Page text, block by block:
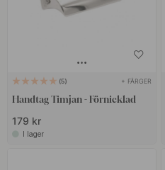
5 + FÄRGER
Handtag Timjan - Förnicklad
179 kr
I lager